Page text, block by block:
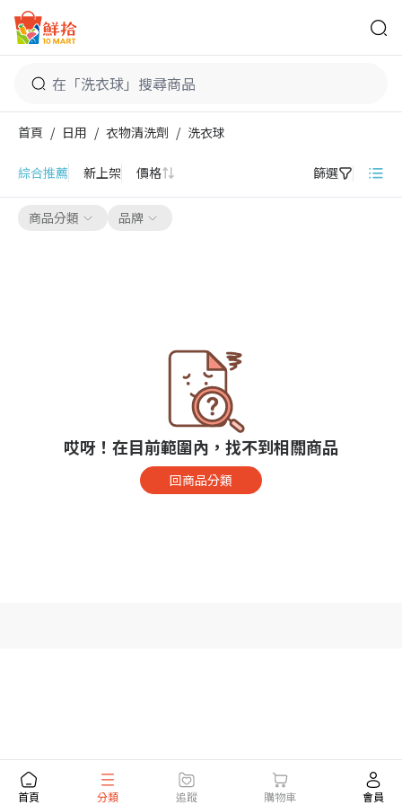
鮮拾
首頁 / 日用 / 衣物清洗劑 / 洗衣球
綜合推薦 新上架 價格 篩選
商品分類 品牌
哎呀！在目前範圍內，找不到相關商品
回商品分類
首頁 分類 追蹤 購物車 會員